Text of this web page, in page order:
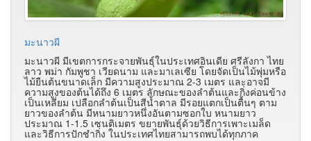
มะนาวผี
มะนาวผี มีเขตการกระจายพันธุ์ในประเทศอินเดีย ศรีลังกา ไทย
ลาว พม่า กัมพูชา เวียดนาม และมาเลเซีย โดยจัดเป็นไม้พุ่มหรือ
ไม้ยืนต้นขนาดเล็ก มีความสูงประมาณ 2-3 เมตร และอาจมี
ความสูงของต้นได้ถึง 6 เมตร ลักษณะของลำต้นและกิ่งค่อนข้าง
เป็นเหลี่ยม เปลือกลำต้นเป็นสีน้ำตาล มีรอยแตกเป็นตื้นๆ ตาม
ยาวของลำต้น มีหนามยาวหนึ่งอันตามซอกใบ หนามยาว
ประมาณ 1-1.5 เซนติเมตร ขยายพันธุ์ด้วยวิธีการเพาะเมล็ด
และวิธีการปักชำกิ่ง ในประเทศไทยสามารถพบได้ทุกภาค